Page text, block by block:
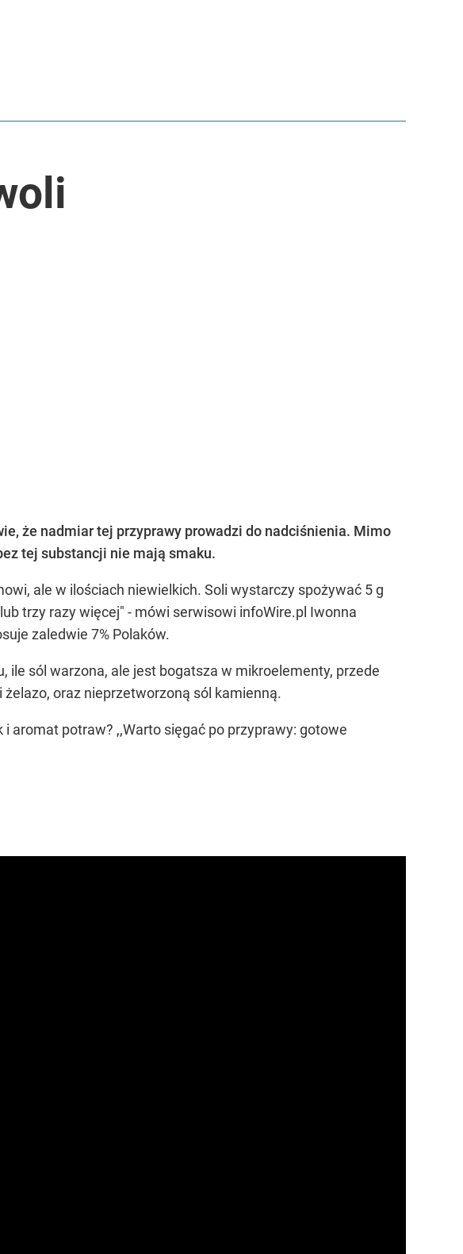
że nadmiar tej przyprawy prowadzi do nadciśnienia. Mimo
tej substancji nie mają smaku.
ale w ilościach niewielkich. Soli wystarczy spożywać 5 g
trzy razy więcej" - mówi serwisowi infoWire.pl Iwonna
zaledwie 7% Polaków.
ile sól warzona, ale jest bogatsza w mikroelementy, przede
oraz nieprzetworzoną sól kamienną.
aromat potraw? ,,Warto sięgać po przyprawy: gotowe